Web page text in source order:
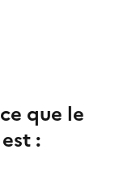
que le
: